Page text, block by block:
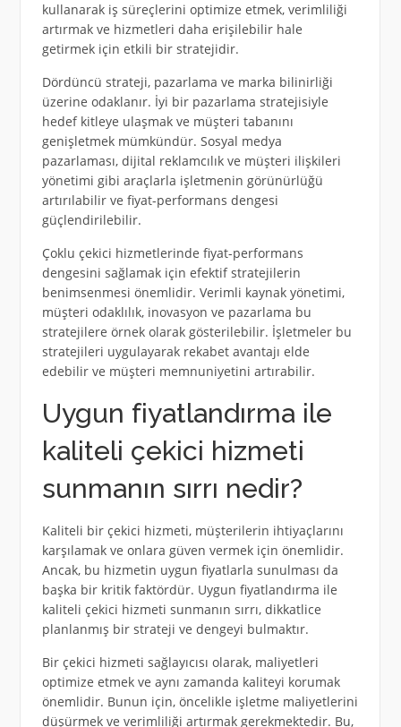
kullanarak iş süreçlerini optimize etmek, verimliliği
artırmak ve hizmetleri daha erişilebilir hale
getirmek için etkili bir stratejidir.
Dördüncü strateji, pazarlama ve marka bilinirliği
üzerine odaklanır. İyi bir pazarlama stratejisiyle
hedef kitleye ulaşmak ve müşteri tabanını
genişletmek mümkündür. Sosyal medya
pazarlaması, dijital reklamcılık ve müşteri ilişkileri
yönetimi gibi araçlarla işletmenin görünürlüğü
artırılabilir ve fiyat-performans dengesi
güçlendirilebilir.
Çoklu çekici hizmetlerinde fiyat-performans
dengesini sağlamak için efektif stratejilerin
benimsenmesi önemlidir. Verimli kaynak yönetimi,
müşteri odaklılık, inovasyon ve pazarlama bu
stratejilere örnek olarak gösterilebilir. İşletmeler bu
stratejileri uygulayarak rekabet avantajı elde
edebilir ve müşteri memnuniyetini artırabilir.
Uygun fiyatlandırma ile
kaliteli çekici hizmeti
sunmanın sırrı nedir?
Kaliteli bir çekici hizmeti, müşterilerin ihtiyaçlarını
karşılamak ve onlara güven vermek için önemlidir.
Ancak, bu hizmetin uygun fiyatlarla sunulması da
başka bir kritik faktördür. Uygun fiyatlandırma ile
kaliteli çekici hizmeti sunmanın sırrı, dikkatlice
planlanmış bir strateji ve dengeyi bulmaktır.
Bir çekici hizmeti sağlayıcısı olarak, maliyetleri
optimize etmek ve aynı zamanda kaliteyi korumak
önemlidir. Bunun için, öncelikle işletme maliyetlerini
düşürmek ve verimliliği artırmak gerekmektedir. Bu,